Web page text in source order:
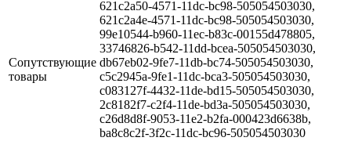
Сопутствующие
товары
621c2a50-4571-11dc-bc98-505054503030,
621c2a4e-4571-11dc-bc98-505054503030,
99e10544-b960-11ec-b83c-00155d478805,
33746826-b542-11dd-bcea-505054503030,
db67eb02-9fe7-11db-bc74-505054503030,
c5c2945a-9fe1-11dc-bca3-505054503030,
c083127f-4432-11de-bd15-505054503030,
2c8182f7-c2f4-11de-bd3a-505054503030,
c26d8d8f-9053-11e2-b2fa-000423d6638b,
ba8c8c2f-3f2c-11dc-bc96-505054503030